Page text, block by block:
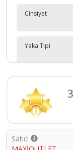
Cinsiyet
Yaka Tipi
Yaş Grubu
Satıcı